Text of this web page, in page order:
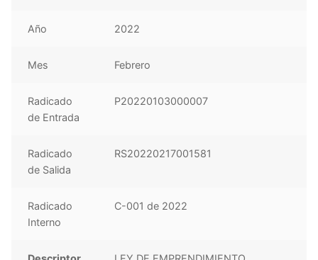
Año 2022
Mes Febrero
Radicado
de Entrada
P20220103000007
Radicado
de Salida
RS20220217001581
Radicado
Interno
C-001 de 2022